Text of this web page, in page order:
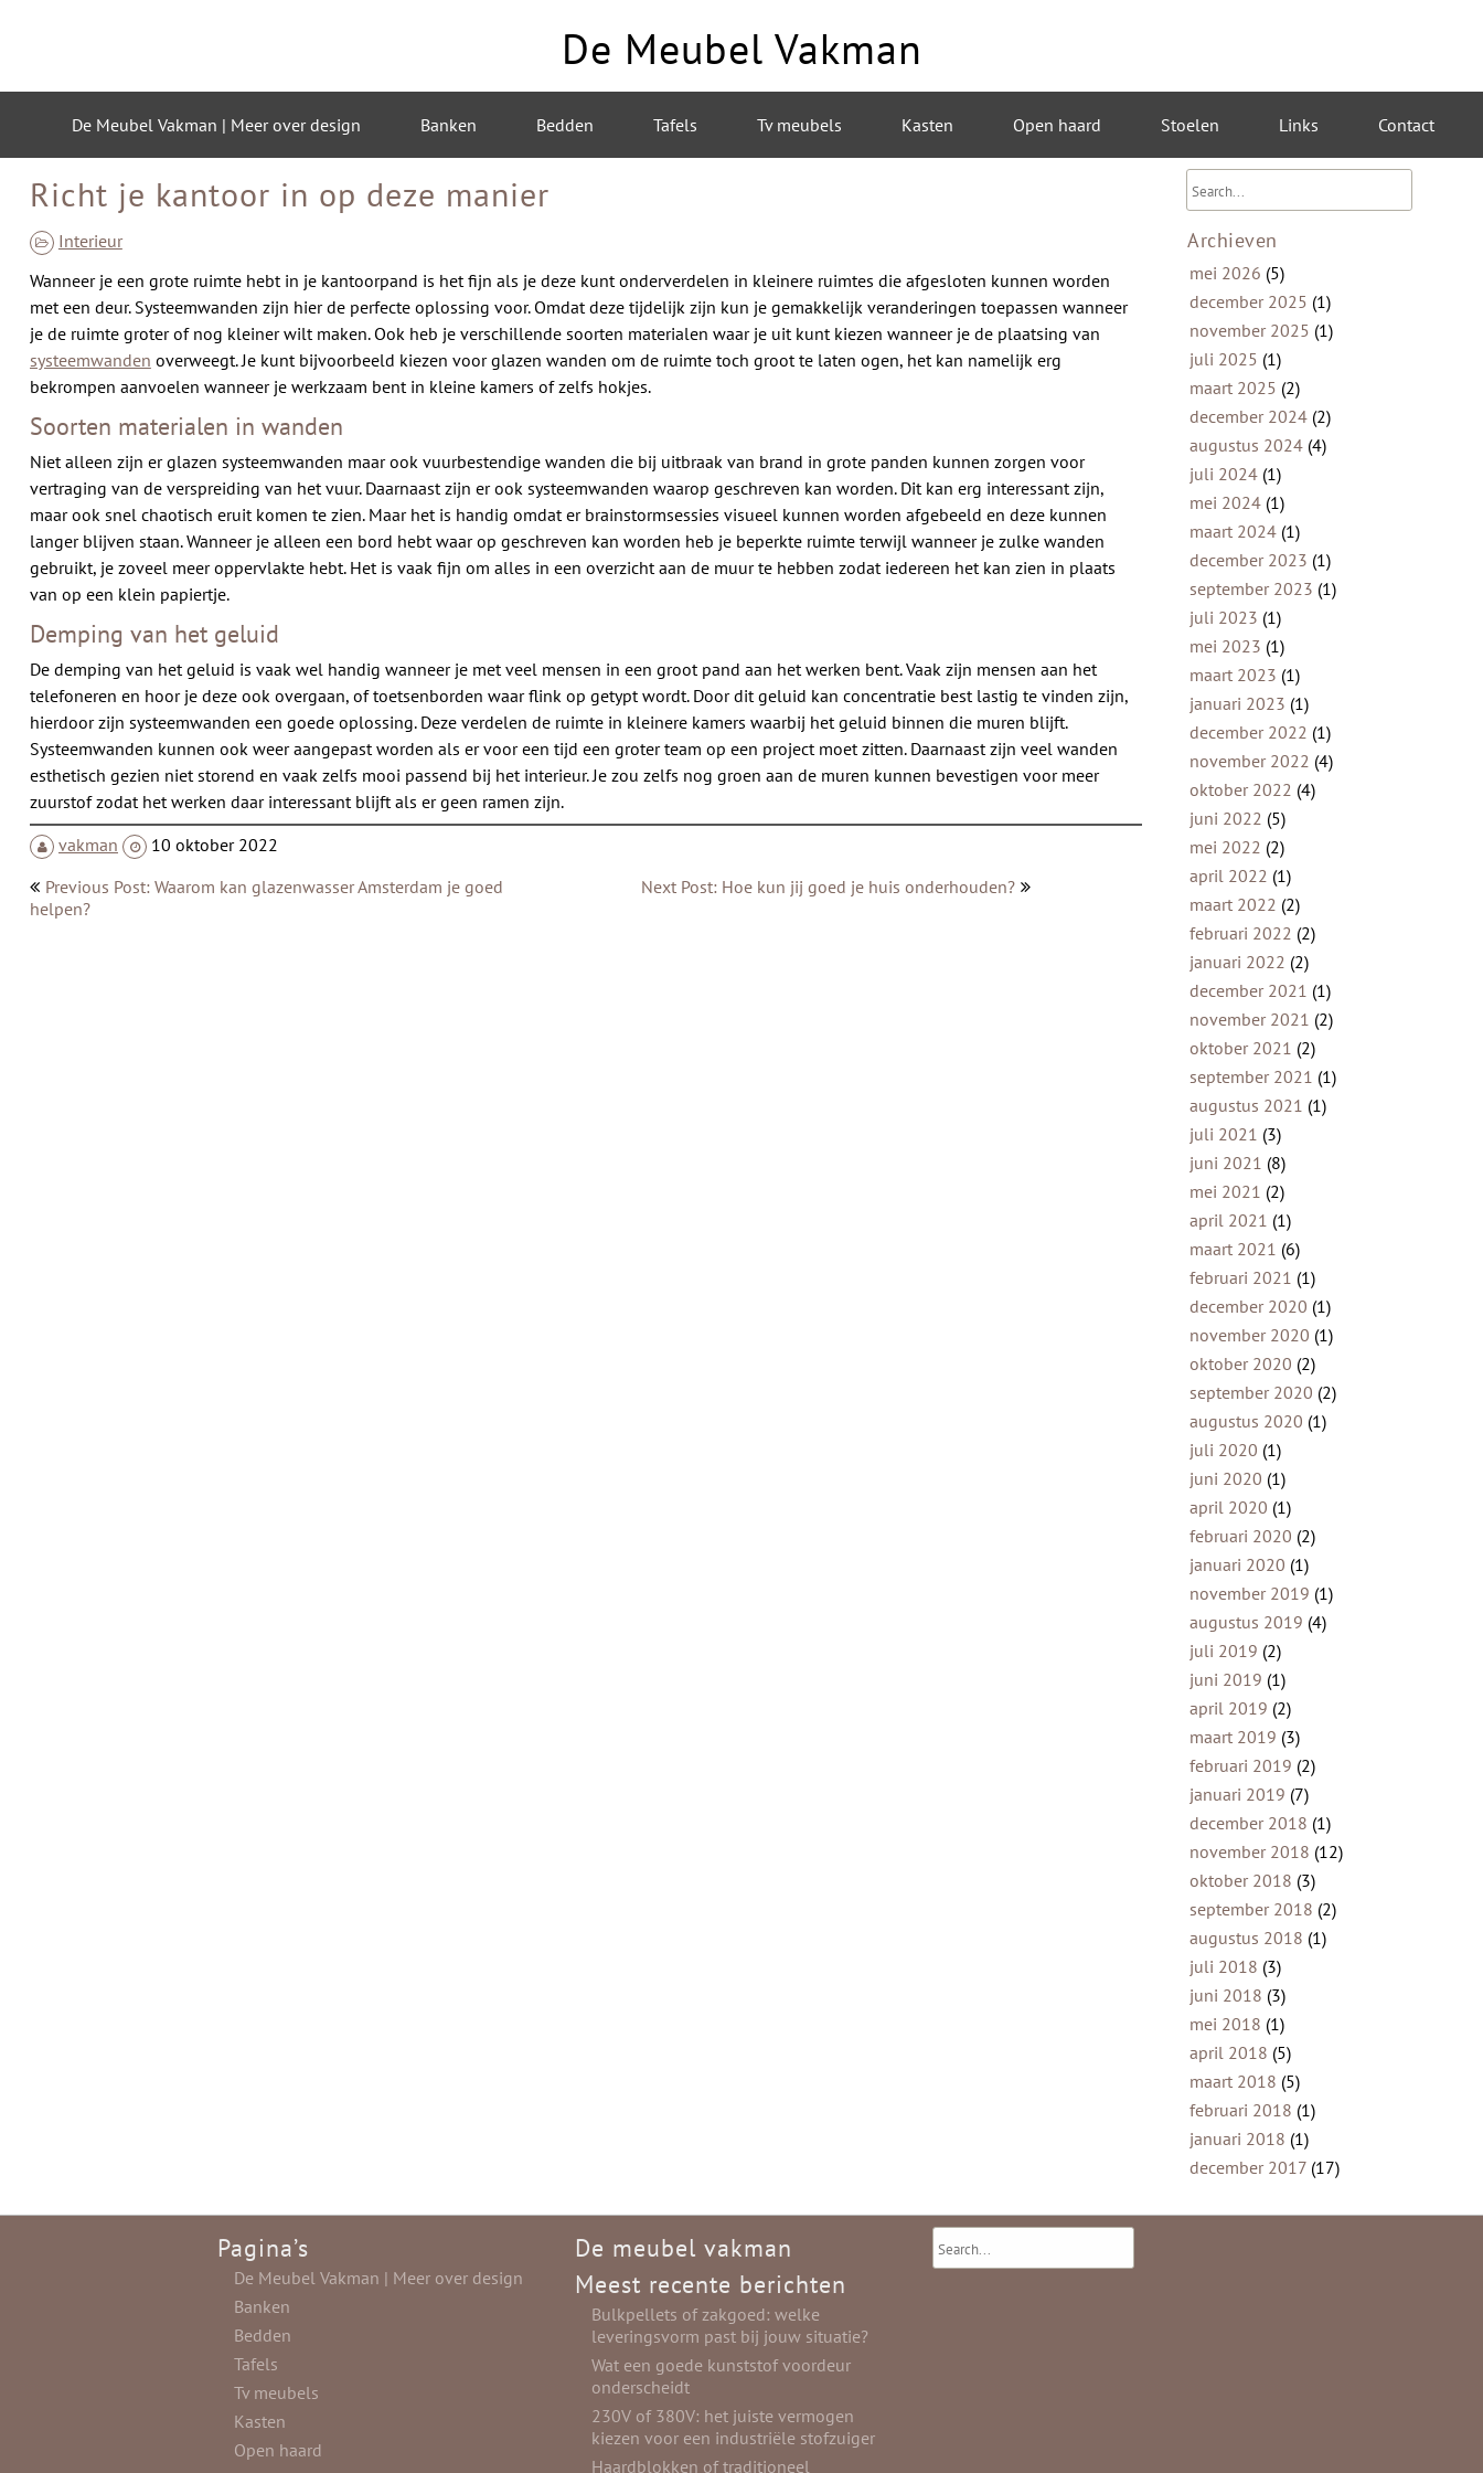
De Meubel Vakman
De Meubel Vakman | Meer over design Banken Bedden Tafels Tv meubels Kasten Open haard Stoelen Links Contact
Richt je kantoor in op deze manier
Interieur
Wanneer je een grote ruimte hebt in je kantoorpand is het fijn als je deze kunt onderverdelen in kleinere ruimtes die afgesloten kunnen worden
met een deur. Systeemwanden zijn hier de perfecte oplossing voor. Omdat deze tijdelijk zijn kun je gemakkelijk veranderingen toepassen wanneer
je de ruimte groter of nog kleiner wilt maken. Ook heb je verschillende soorten materialen waar je uit kunt kiezen wanneer je de plaatsing van
systeemwanden overweegt. Je kunt bijvoorbeeld kiezen voor glazen wanden om de ruimte toch groot te laten ogen, het kan namelijk erg
bekrompen aanvoelen wanneer je werkzaam bent in kleine kamers of zelfs hokjes.
Soorten materialen in wanden
Niet alleen zijn er glazen systeemwanden maar ook vuurbestendige wanden die bij uitbraak van brand in grote panden kunnen zorgen voor
vertraging van de verspreiding van het vuur. Daarnaast zijn er ook systeemwanden waarop geschreven kan worden. Dit kan erg interessant zijn,
maar ook snel chaotisch eruit komen te zien. Maar het is handig omdat er brainstormsessies visueel kunnen worden afgebeeld en deze kunnen
langer blijven staan. Wanneer je alleen een bord hebt waar op geschreven kan worden heb je beperkte ruimte terwijl wanneer je zulke wanden
gebruikt, je zoveel meer oppervlakte hebt. Het is vaak fijn om alles in een overzicht aan de muur te hebben zodat iedereen het kan zien in plaats
van op een klein papiertje.
Demping van het geluid
De demping van het geluid is vaak wel handig wanneer je met veel mensen in een groot pand aan het werken bent. Vaak zijn mensen aan het
telefoneren en hoor je deze ook overgaan, of toetsenborden waar flink op getypt wordt. Door dit geluid kan concentratie best lastig te vinden zijn,
hierdoor zijn systeemwanden een goede oplossing. Deze verdelen de ruimte in kleinere kamers waarbij het geluid binnen die muren blijft.
Systeemwanden kunnen ook weer aangepast worden als er voor een tijd een groter team op een project moet zitten. Daarnaast zijn veel wanden
esthetisch gezien niet storend en vaak zelfs mooi passend bij het interieur. Je zou zelfs nog groen aan de muren kunnen bevestigen voor meer
zuurstof zodat het werken daar interessant blijft als er geen ramen zijn.
vakman
10 oktober 2022
Bericht
navigatie
Previous Post: Waarom kan glazenwasser Amsterdam je goed
helpen?
Next Post: Hoe kun jij goed je huis onderhouden?
Archieven
mei 2026 (5)
december 2025 (1)
november 2025 (1)
juli 2025 (1)
maart 2025 (2)
december 2024 (2)
augustus 2024 (4)
juli 2024 (1)
mei 2024 (1)
maart 2024 (1)
december 2023 (1)
september 2023 (1)
juli 2023 (1)
mei 2023 (1)
maart 2023 (1)
januari 2023 (1)
december 2022 (1)
november 2022 (4)
oktober 2022 (4)
juni 2022 (5)
mei 2022 (2)
april 2022 (1)
maart 2022 (2)
februari 2022 (2)
januari 2022 (2)
december 2021 (1)
november 2021 (2)
oktober 2021 (2)
september 2021 (1)
augustus 2021 (1)
juli 2021 (3)
juni 2021 (8)
mei 2021 (2)
april 2021 (1)
maart 2021 (6)
februari 2021 (1)
december 2020 (1)
november 2020 (1)
oktober 2020 (2)
september 2020 (2)
augustus 2020 (1)
juli 2020 (1)
juni 2020 (1)
april 2020 (1)
februari 2020 (2)
januari 2020 (1)
november 2019 (1)
augustus 2019 (4)
juli 2019 (2)
juni 2019 (1)
april 2019 (2)
maart 2019 (3)
februari 2019 (2)
januari 2019 (7)
december 2018 (1)
november 2018 (12)
oktober 2018 (3)
september 2018 (2)
augustus 2018 (1)
juli 2018 (3)
juni 2018 (3)
mei 2018 (1)
april 2018 (5)
maart 2018 (5)
februari 2018 (1)
januari 2018 (1)
december 2017 (17)
Pagina’s
De Meubel Vakman | Meer over design
Banken
Bedden
Tafels
Tv meubels
Kasten
Open haard
De meubel vakman
Meest recente berichten
Bulkpellets of zakgoed: welke
leveringsvorm past bij jouw situatie?
Wat een goede kunststof voordeur
onderscheidt
230V of 380V: het juiste vermogen
kiezen voor een industriële stofzuiger
Haardblokken of traditioneel